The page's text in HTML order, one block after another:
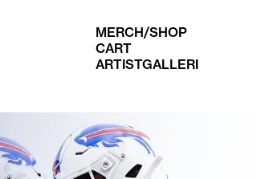
MERCH/SHOP
CART
ARTISTGALLERI